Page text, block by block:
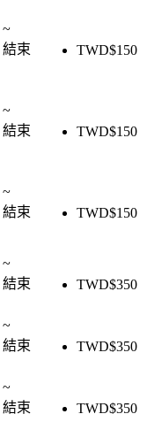
~
結束
TWD$150
~
結束
TWD$150
~
結束
TWD$150
~
結束
TWD$350
~
結束
TWD$350
~
結束
TWD$350